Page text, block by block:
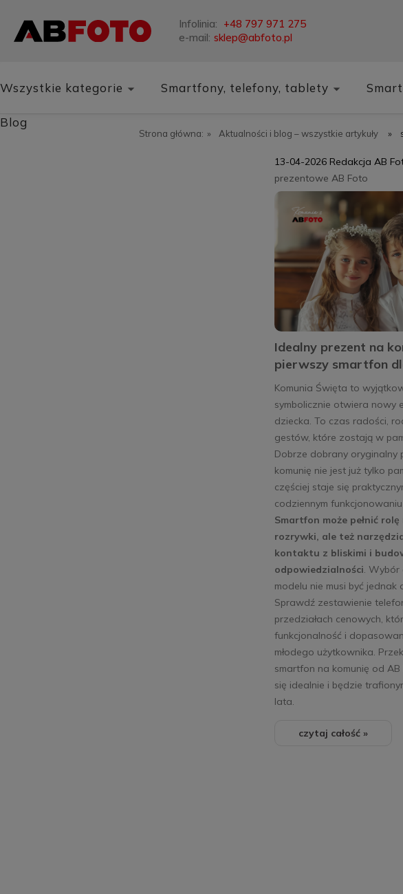
Infolinia: +48 797 971 275
e-mail: sklep@abfoto.pl
Wszystkie kategorie Smartfony, telefony, tablety
Blog
Strona główna: » Aktualności i blog – wszystkie artykuły »
Idealny prezent na
pierwszy smartfon
13-04-2026 Redakcja AB
prezentowe AB Foto
Komunia Święta to
symbolicznie otwiera nowy
dziecka. To czas radości,
gestów, które zostają w
Dobrze dobrany oryginalny
komunię nie jest już tylko
częściej staje się
codziennym
Smartfon może pełnić
rozrywki, ale też
kontaktu z bliskimi i
odpowiedzialności. Wybór
modelu nie musi być jednak
Sprawdź zestawienie
przedziałach cenowych,
funkcjonalność i
młodego użytkownika.
smartfon na komunię od
się idealnie i będzie
lata.
czytaj całość »